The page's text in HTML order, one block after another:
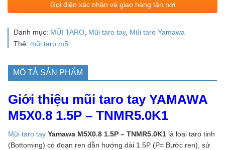
Gọi điện xác nhận và giao hàng tận nơi
Danh mục: MŨI TARO Mũi taro tay, Mũi taro Yamawa
Thẻ: mũi taro m5
MÔ TẢ SẢN PHẨM
Giới thiệu mũi taro tay YAMAWA
M5X0.8 1.5P – TNMR5.0K1
Mũi taro tay Yamawa M5X0.8 1.5P – TNMR5.0K1 là loại taro tinh
(Bottoming) có đoạn ren dẫn hướng dài 1.5P (P= Bước ren), sử